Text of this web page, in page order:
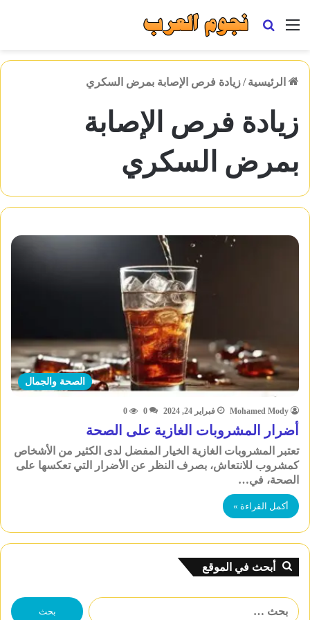
القائمة بحث
الرئيسية /زيادة فرص الإصابة بمرض السكري
زيادة فرص الإصابة
بمرض السكري
الصحة والجمال
Mohamed Mody فبراير 24, 2024 0
0
أضرار المشروبات الغازية على الصحة
تعتبر المشروبات الغازية الخيار المفضل لدى الكثير من الأشخاص
كمشروب للانتعاش، بصرف النظر عن الأضرار التي تعكسها على
الصحة، في…
أكمل القراءة »
أبحث في الموقع
البحث